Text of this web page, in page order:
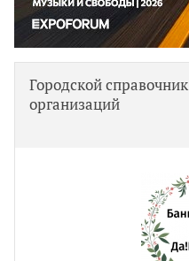
Городской справочник
организаций